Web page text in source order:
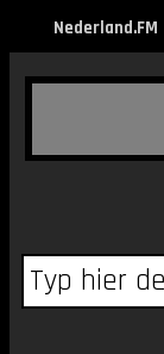
Nederland.FM